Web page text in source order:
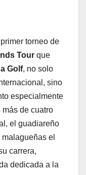
primer torneo de
Tour que
Golf, no solo
sino
especialmente
de cuatro
el guadiareño
el
carrera,
dedicada a la